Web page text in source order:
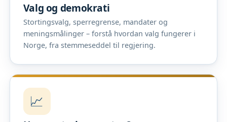
Valg og demokrati
Stortingsvalg, sperregrense, mandater og
meningsmålinger – forstå hvordan valg fungerer i
Norge, fra stemmeseddel til regjering.
📈